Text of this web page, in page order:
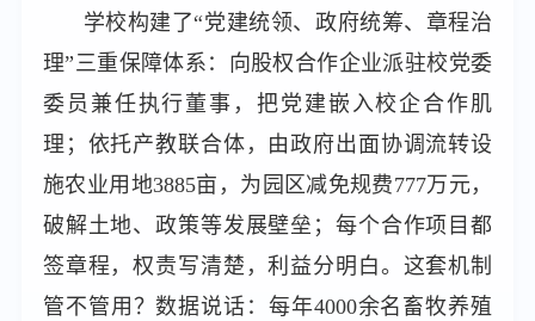
学校构建了“党建统领、政府统筹、章程治
理”三重保障体系：向股权合作企业派驻校党委
委员兼任执行董事，把党建嵌入校企合作肌
理；依托产教联合体，由政府出面协调流转设
施农业用地3885亩，为园区减免规费777万元，
破解土地、政策等发展壁垒；每个合作项目都
签章程，权责写清楚，利益分明白。这套机制
管不管用？数据说话：每年4000余名畜牧养殖